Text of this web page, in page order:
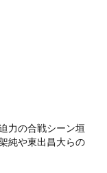
力の合戦シーン垣
純や東出昌大らの